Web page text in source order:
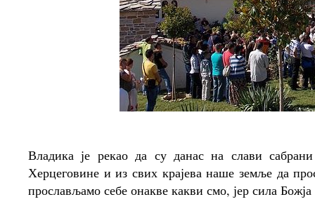
Владика је рекао да су данас на слави
Херцеговине и из свих крајева наше земље да
прослављамо себе онакве какви смо, јер сила